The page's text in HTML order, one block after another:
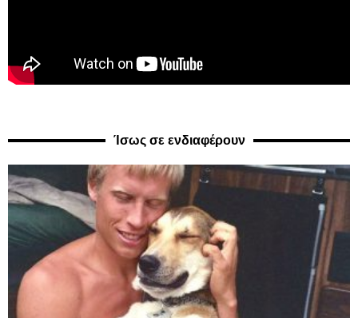
Ίσως σε ενδιαφέρουν